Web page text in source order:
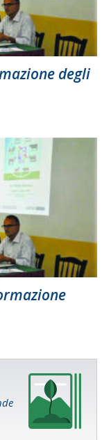
degli